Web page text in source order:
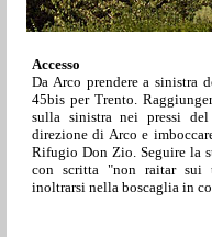
Accesso
Da Arco prendere a sinistra
45bis per Trento.
sulla sinistra nei pressi
direzione di Arco e
Rifugio Don Zio. Seguire la
con scritta "non raitar sui
inoltrarsi nella boscaglia in